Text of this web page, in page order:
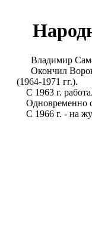
Владимир
Окончил
(1964-1971 гг.).
С 1963 г.
Одновременно с
С 1966 г. - на